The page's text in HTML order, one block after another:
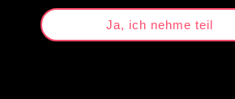
Ja, ich nehme teil